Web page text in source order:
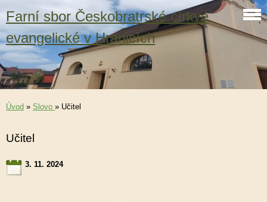
Farní sbor Českobratrské církve
evangelické v Hranicích
Úvod » Slovo » Učitel
Učitel
3. 11. 2024